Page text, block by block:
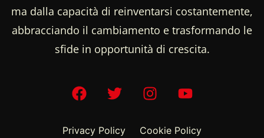
ma dalla capacità di reinventarsi costantemente,
abbracciando il cambiamento e trasformando le
sfide in opportunità di crescita.
Privacy Policy
Cookie Policy